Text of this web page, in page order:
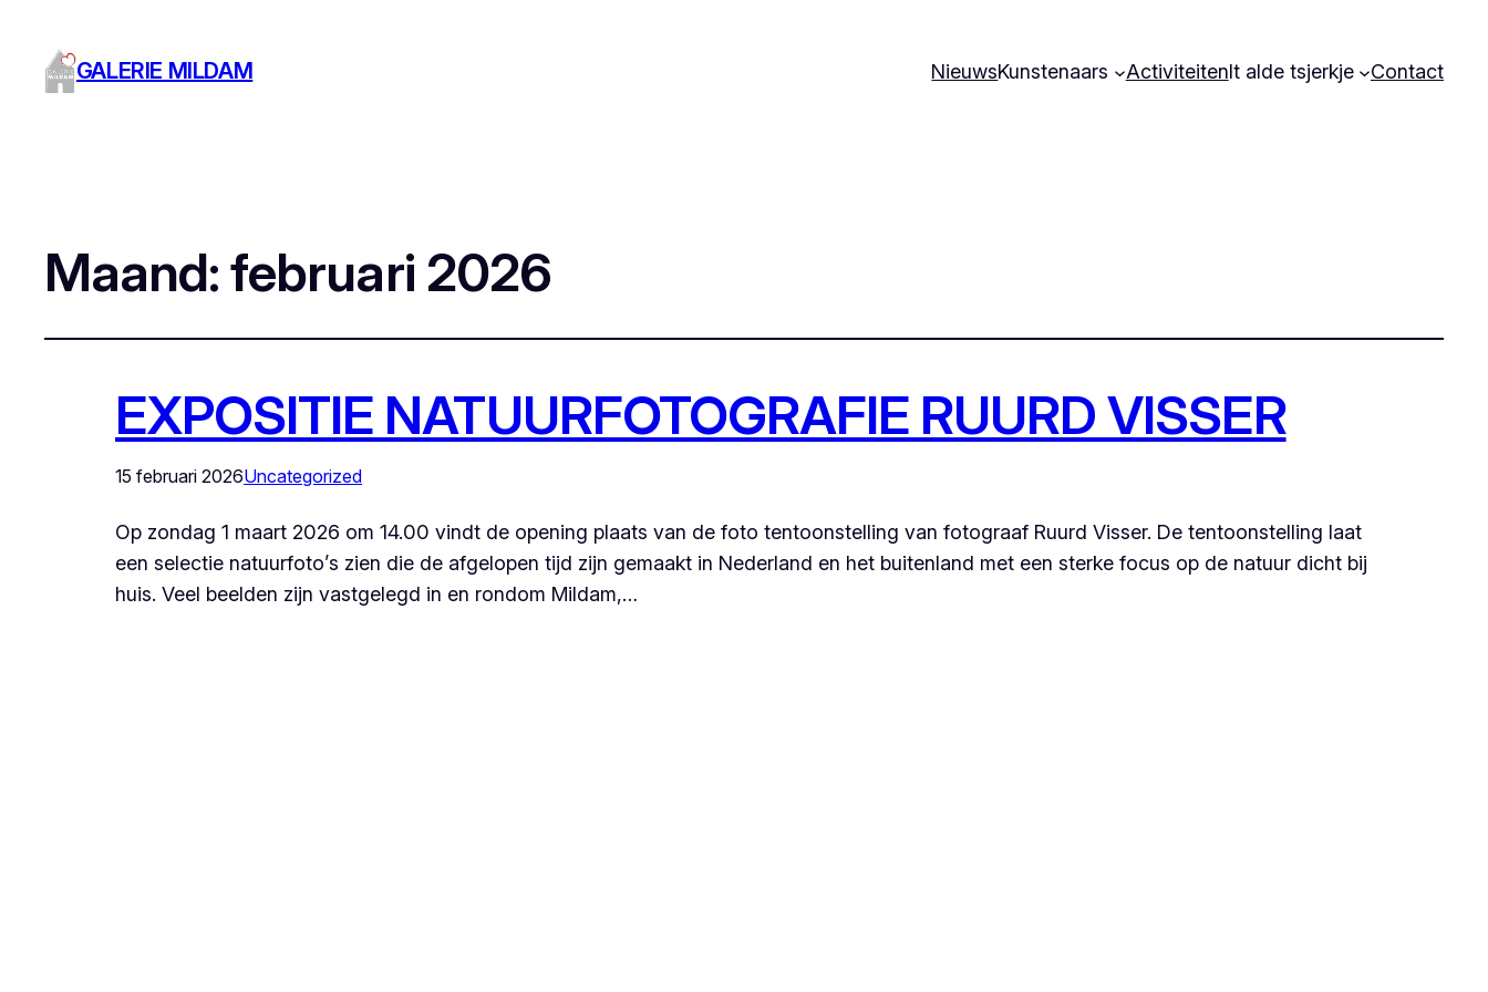
GALERIE MILDAM NieuwsKunstenaars ActiviteitenIt alde tsjerkje Contact
Maand:februari 2026
EXPOSITIE NATUURFOTOGRAFIE RUURD VISSER
15 februari 2026Uncategorized
Op zondag 1 maart 2026 om 14.00 vindt de opening plaats van de foto tentoonstelling van fotograaf Ruurd Visser. De tentoonstelling laat
een selectie natuurfoto’s zien die de afgelopen tijd zijn gemaakt in Nederland en het buitenland met een sterke focus op de natuur dicht bij
huis. Veel beelden zijn vastgelegd in en rondom Mildam,…